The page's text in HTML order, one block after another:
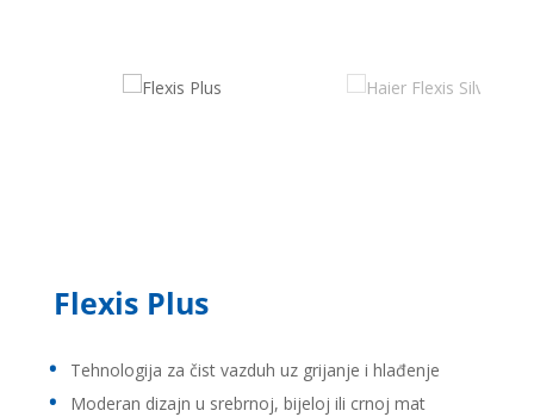
Flexis Plus
Tehnologija za čist vazduh uz grijanje i hlađenje
Moderan dizajn u srebrnoj, bijeloj ili crnoj mat